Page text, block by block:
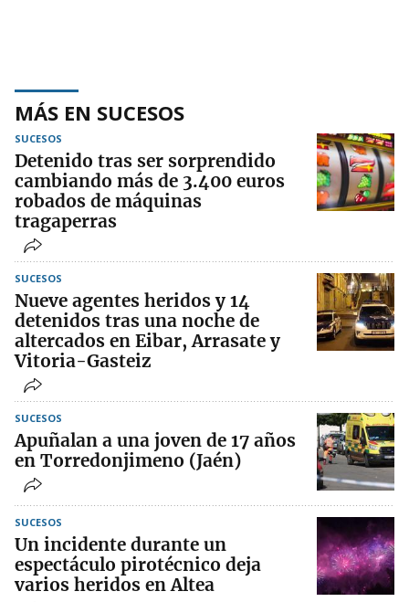
MÁS EN SUCESOS
SUCESOS
Detenido tras ser sorprendido
cambiando más de 3.400 euros
robados de máquinas
tragaperras
SUCESOS
Nueve agentes heridos y 14
detenidos tras una noche de
altercados en Eibar, Arrasate y
Vitoria-Gasteiz
SUCESOS
Apuñalan a una joven de 17 años
en Torredonjimeno (Jaén)
SUCESOS
Un incidente durante un
espectáculo pirotécnico deja
varios heridos en Altea